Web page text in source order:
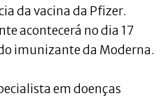
da vacina da Pfizer.
acontecerá no dia 17
imunizante da Moderna.
em doenças